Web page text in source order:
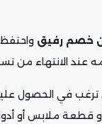
خصم رفيق
عند الانتهاء من
ترغب في الحصول
قطعة ملابس أو